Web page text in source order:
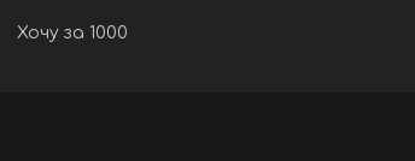
Хочу за 1000